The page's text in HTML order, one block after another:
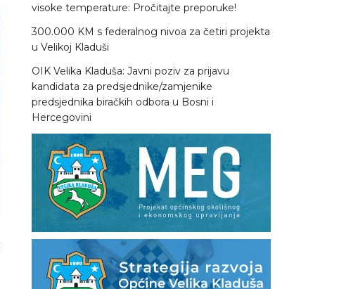
visoke temperature: Pročitajte preporuke!
300.000 KM s federalnog nivoa za četiri projekta
u Velikoj Kladuši
OIK Velika Kladuša: Javni poziv za prijavu
kandidata za predsjednike/zamjenike
predsjednika biračkih odbora u Bosni i
Hercegovini